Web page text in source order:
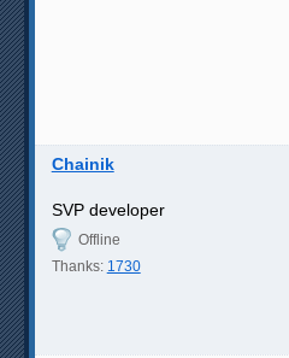
Chainik
SVP developer
Offline
Thanks: 1730